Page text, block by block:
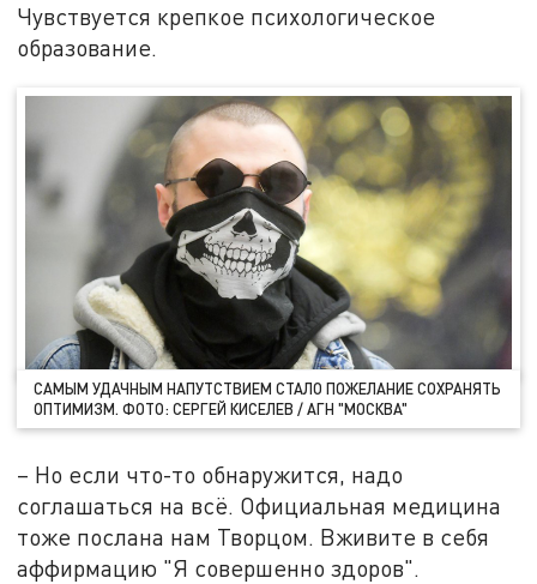
Чувствуется крепкое психологическое
образование.
САМЫМ УДАЧНЫМ НАПУТСТВИЕМ СТАЛО ПОЖЕЛАНИЕ СОХРАНЯТЬ
ОПТИМИЗМ. ФОТО: СЕРГЕЙ КИСЕЛЕВ / АГН "МОСКВА"
– Но если что-то обнаружится, надо
соглашаться на всё. Официальная медицина
тоже послана нам Творцом. Вживите в себя
аффирмацию "Я совершенно здоров".